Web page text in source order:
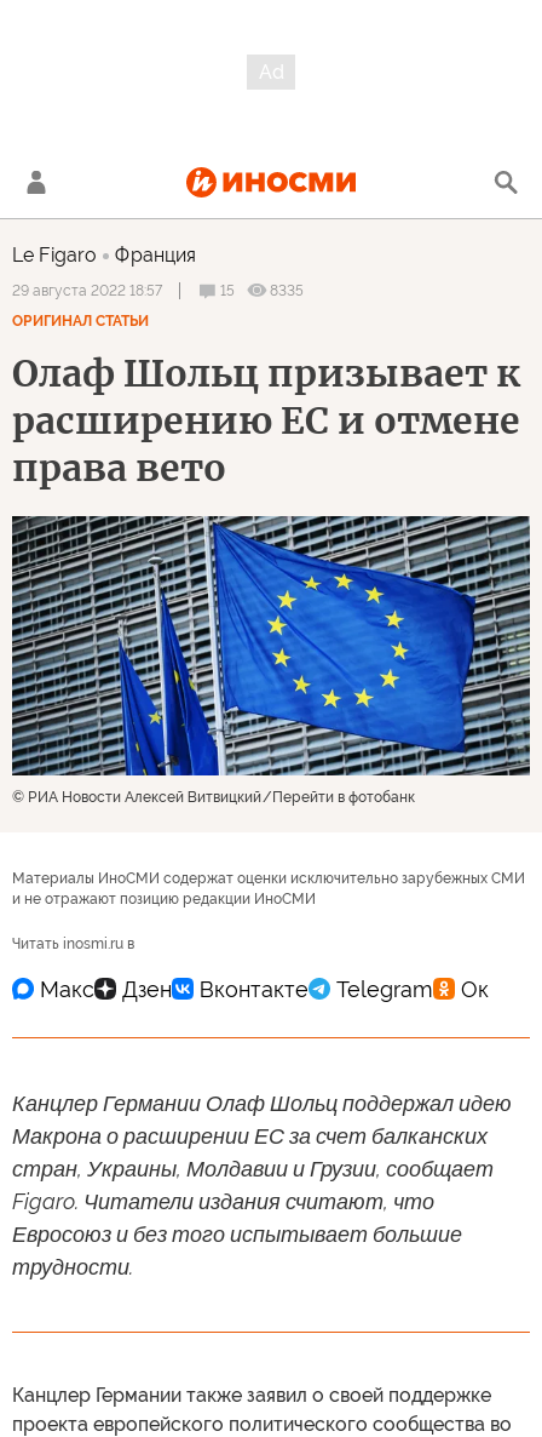
Le Figaro Франция
29 августа 2022 18:57 15
8335
ОРИГИНАЛ СТАТЬИ
Олаф Шольц призывает к
расширению ЕС и отмене
права вето
© РИА Новости Алексей Витвицкий Перейти в фотобанк
Материалы ИноСМИ содержат оценки исключительно зарубежных СМИ
и не отражают позицию редакции ИноСМИ
Читать inosmi.ru в
Канцлер Германии Олаф Шольц поддержал идею
Макрона о расширении ЕС за счет балканских
стран, Украины, Молдавии и Грузии, сообщает
Figaro. Читатели издания считают, что
Евросоюз и без того испытывает большие
трудности.
Канцлер Германии также заявил о своей поддержке
проекта европейского политического сообщества во